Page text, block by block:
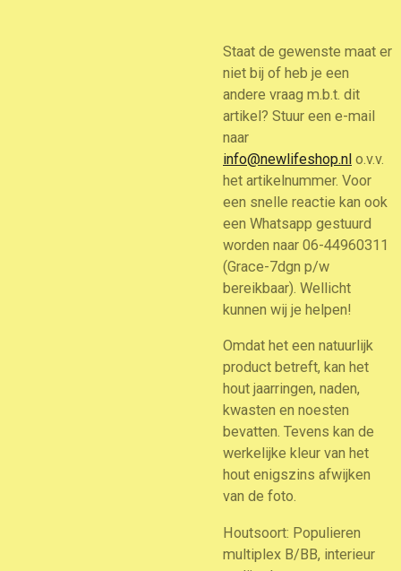
Staat de gewenste maat er
niet bij of heb je een
andere vraag m.b.t. dit
artikel? Stuur een e-mail
naar
info@newlifeshop.nl o.v.v.
het artikelnummer. Voor
een snelle reactie kan ook
een Whatsapp gestuurd
worden naar 06-44960311
(Grace-7dgn p/w
bereikbaar). Wellicht
kunnen wij je helpen!
Omdat het een natuurlijk
product betreft, kan het
hout jaarringen, naden,
kwasten en noesten
bevatten. Tevens kan de
werkelijke kleur van het
hout enigszins afwijken
van de foto.
Houtsoort: Populieren
multiplex B/BB, interieur